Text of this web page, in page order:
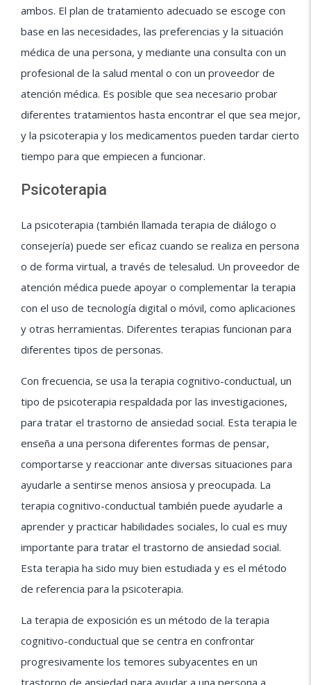
ambos. El plan de tratamiento adecuado se escoge con
base en las necesidades, las preferencias y la situación
médica de una persona, y mediante una consulta con un
profesional de la salud mental o con un proveedor de
atención médica. Es posible que sea necesario probar
diferentes tratamientos hasta encontrar el que sea mejor,
y la psicoterapia y los medicamentos pueden tardar cierto
tiempo para que empiecen a funcionar.
Psicoterapia
La psicoterapia (también llamada terapia de diálogo o
consejería) puede ser eficaz cuando se realiza en persona
o de forma virtual, a través de telesalud. Un proveedor de
atención médica puede apoyar o complementar la terapia
con el uso de tecnología digital o móvil, como aplicaciones
y otras herramientas. Diferentes terapias funcionan para
diferentes tipos de personas.
Con frecuencia, se usa la terapia cognitivo-conductual, un
tipo de psicoterapia respaldada por las investigaciones,
para tratar el trastorno de ansiedad social. Esta terapia le
enseña a una persona diferentes formas de pensar,
comportarse y reaccionar ante diversas situaciones para
ayudarle a sentirse menos ansiosa y preocupada. La
terapia cognitivo-conductual también puede ayudarle a
aprender y practicar habilidades sociales, lo cual es muy
importante para tratar el trastorno de ansiedad social.
Esta terapia ha sido muy bien estudiada y es el método
de referencia para la psicoterapia.
La terapia de exposición es un método de la terapia
cognitivo-conductual que se centra en confrontar
progresivamente los temores subyacentes en un